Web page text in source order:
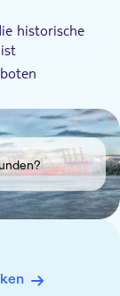
und
historische